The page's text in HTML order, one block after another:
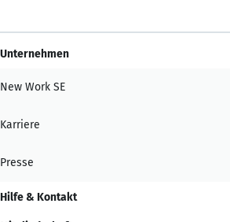
Unternehmen
New Work SE
Karriere
Presse
Hilfe & Kontakt